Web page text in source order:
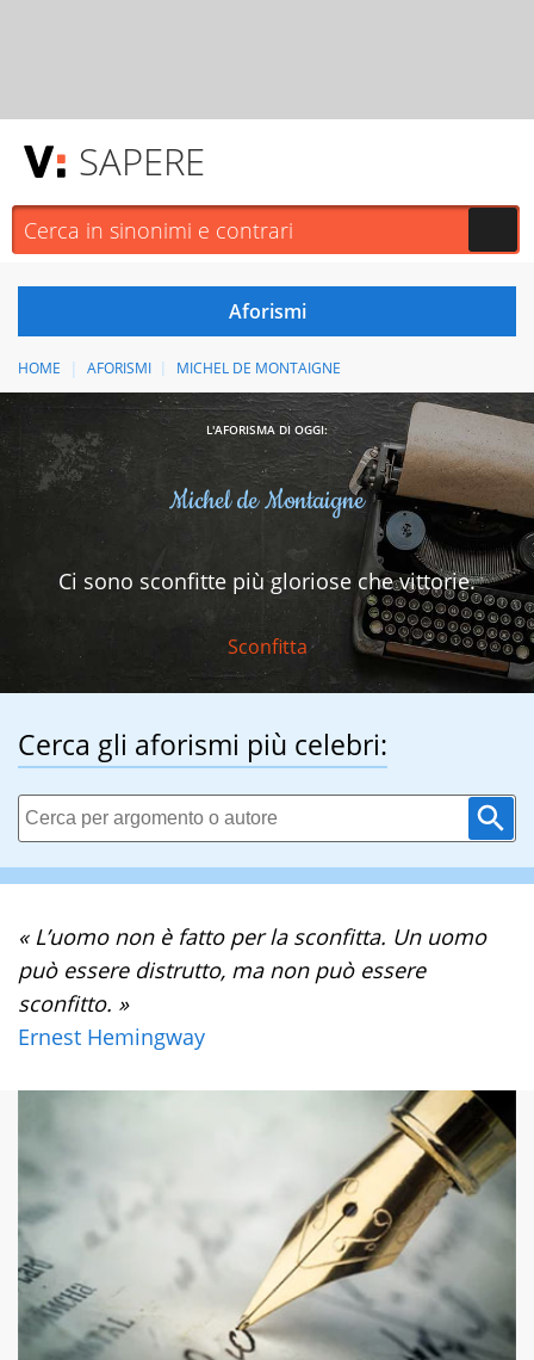
SAPERE
HOME AFORISMI MICHEL DE MONTAIGNE
L'AFORISMA DI OGGI:
Michel de Montaigne
Ci sono sconfitte più gloriose che vittorie.
Sconfitta
Cerca gli aforismi più celebri:
« L’uomo non è fatto per la sconfitta. Un uomo
può essere distrutto, ma non può essere
sconfitto. »
Ernest Hemingway